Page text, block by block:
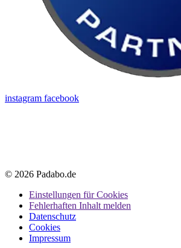
instagram facebook
© 2026 Padabo.de
Einstellungen für Cookies
Fehlerhaften Inhalt melden
Datenschutz
Cookies
Impressum